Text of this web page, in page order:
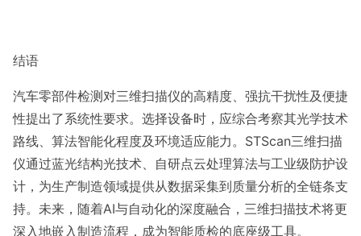
结语
汽车零部件检测对三维扫描仪的高精度、强抗干扰性及便捷
性提出了系统性要求。选择设备时，应综合考察其光学技术
路线、算法智能化程度及环境适应能力。STScan三维扫描
仪通过蓝光结构光技术、自研点云处理算法与工业级防护设
计，为生产制造领域提供从数据采集到质量分析的全链条支
持。未来，随着AI与自动化的深度融合，三维扫描技术将更
深入地嵌入制造流程，成为智能质检的底座级工具。